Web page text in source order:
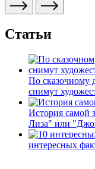
Статьи
По сказочному
снимут
История самой
Лиза" или
интересных